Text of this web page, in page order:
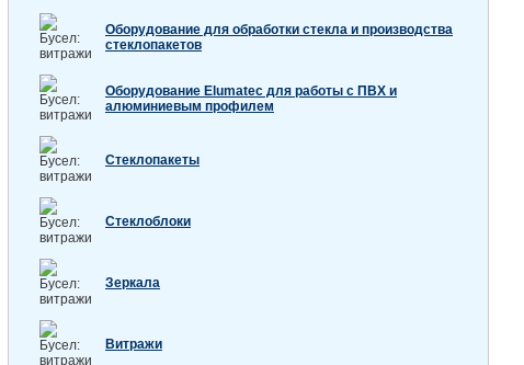
Оборудование для обработки стекла и производства
стеклопакетов
Оборудование Elumatec для работы с ПВХ и
алюминиевым профилем
Стеклопакеты
Стеклоблоки
Зеркала
Витражи